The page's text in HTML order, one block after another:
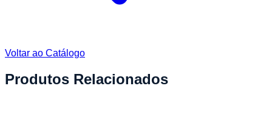
Voltar ao Catálogo
Produtos Relacionados